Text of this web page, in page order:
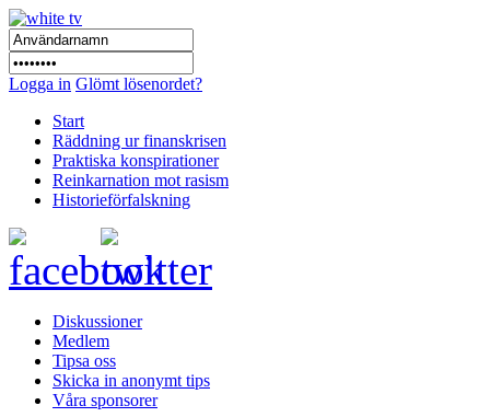
Logga in Glömt lösenordet?
Start
Räddning ur finanskrisen
Praktiska konspirationer
Reinkarnation mot rasism
Historieförfalskning
Diskussioner
Medlem
Tipsa oss
Skicka in anonymt tips
Våra sponsorer